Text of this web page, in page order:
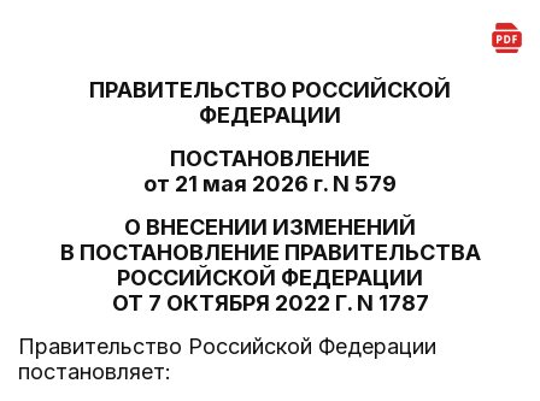
ПРАВИТЕЛЬСТВО РОССИЙСКОЙ
ФЕДЕРАЦИИ
ПОСТАНОВЛЕНИЕ
от 21 мая 2026 г. N 579
О ВНЕСЕНИИ ИЗМЕНЕНИЙ
В ПОСТАНОВЛЕНИЕ ПРАВИТЕЛЬСТВА
РОССИЙСКОЙ ФЕДЕРАЦИИ
ОТ 7 ОКТЯБРЯ 2022 Г. N 1787
Правительство Российской Федерации
постановляет: